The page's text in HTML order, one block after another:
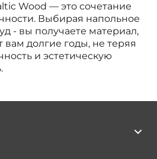
Wood — это сочетание
Выбирая напольное
- вы получаете материал,
долгие годы, не теряя
и эстетическую